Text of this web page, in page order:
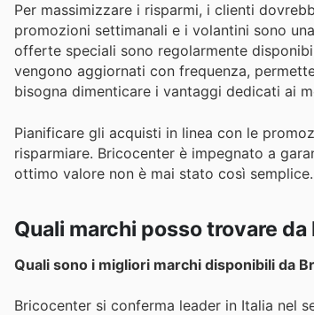
Per massimizzare i risparmi, i clienti
promozioni settimanali e i volantini sono
offerte speciali sono regolarmente
vengono aggiornati con frequenza,
bisogna dimenticare i vantaggi dedicati ai
Pianificare gli acquisti in linea con le
risparmiare. Bricocenter è impegnato a
ottimo valore non è mai stato così semplice.
Quali marchi posso trovare
Quali sono i migliori marchi disponibili da
Bricocenter si conferma leader in Italia nel